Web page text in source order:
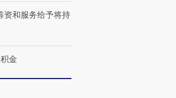
方式·第三对
住三大增长引擎是什么？
资和服务给予将持
金